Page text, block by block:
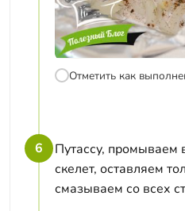
Отметить как
6
Путассу, промываем
скелет, оставляем
смазываем со всех